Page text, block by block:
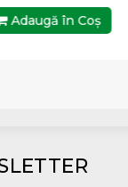
Adaugă în Coş